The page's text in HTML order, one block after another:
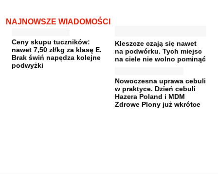
NAJNOWSZE WIADOMOŚCI
Ceny skupu tuczników:
nawet 7,50 zł/kg za klasę E.
Brak świń napędza kolejne
podwyżki
Kleszcze czają się nawet
na podwórku. Tych miejsc
na ciele nie wolno pominąć
Nowoczesna uprawa cebuli
w praktyce. Dzień cebuli
Hazera Poland i MDM
Zdrowe Plony już wkrótce